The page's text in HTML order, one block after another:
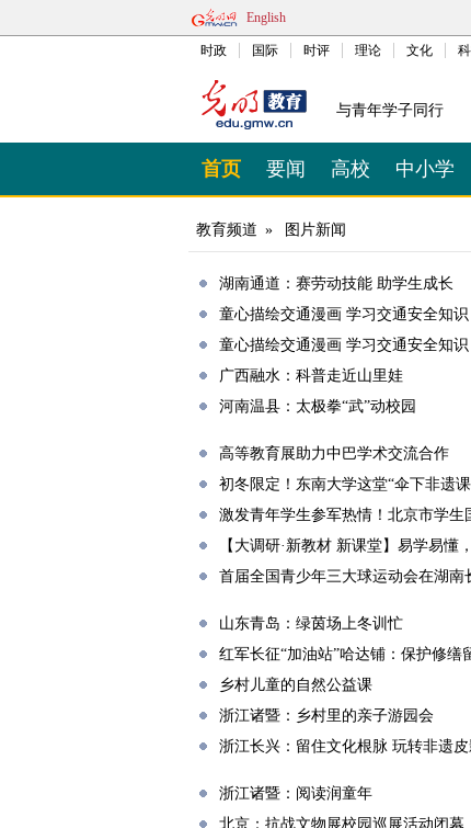
English
时政 国际 时评 理论 文化
与青年学子同行
首页 要闻 高校 中小学
教育频道 » 图片新闻
湖南通道：赛劳动技能 助学生成长
童心描绘交通漫画 学习交通安全知识
童心描绘交通漫画 学习交通安全知识
广西融水：科普走近山里娃
河南温县：太极拳“武”动校园
高等教育展助力中巴学术交流合作
初冬限定！东南大学这堂“伞下非遗
激发青年学生参军热情！北京市学生
【大调研·新教材 新课堂】易学易懂
首届全国青少年三大球运动会在湖南
山东青岛：绿茵场上冬训忙
红军长征“加油站”哈达铺：保护修缮
乡村儿童的自然公益课
浙江诸暨：乡村里的亲子游园会
浙江长兴：留住文化根脉 玩转非遗
浙江诸暨：阅读润童年
北京：抗战文物展校园巡展活动闭幕